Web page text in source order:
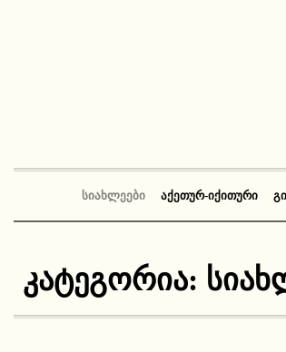
ᲡᲘᲐᲮᲚᲔᲔᲑᲘ ᲐᲥᲔᲗᲣᲠ-ᲘᲥᲘᲗᲣᲠᲘ
კატეგორია: